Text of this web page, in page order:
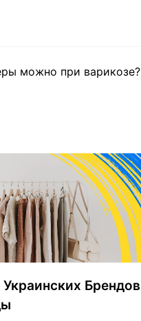
можно при варикозе?
Брендов